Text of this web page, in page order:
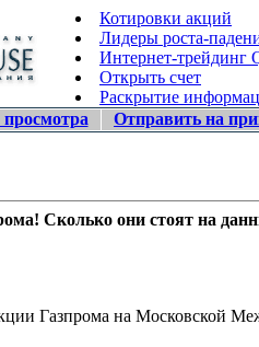
Котировки акций
Лидеры роста-
Интернет-трейдинг
Открыть счет
Раскрытие
Отправить на
Сколько они стоят на
акции Газпрома на